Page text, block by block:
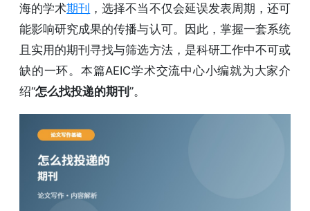
海的学术期刊 ，选择不当不仅会延误发表周期，还可
能影响研究成果的传播与认可。因此，掌握一套系统
且实用的期刊寻找与筛选方法，是科研工作中不可或
缺的一环。本篇AEIC学术交流中心小编就为大家介
绍“怎么找投递的期刊 ”。